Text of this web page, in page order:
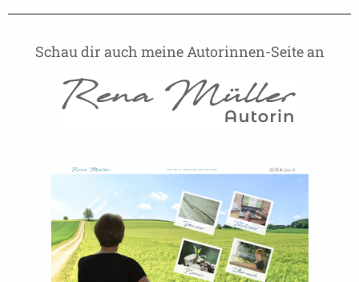
Schau dir auch meine Autorinnen-Seite an